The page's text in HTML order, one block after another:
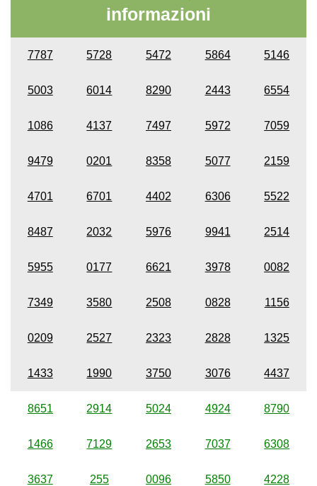
informazioni
7787 5728 5472 5864 5146
5003 6014 8290 2443 6554
1086 4137 7497 5972 7059
9479 0201 8358 5077 2159
4701 6701 4402 6306 5522
8487 2032 5976 9941 2514
5955 0177 6621 3978 0082
7349 3580 2508 0828 1156
0209 2527 2323 2828 1325
1433 1990 3750 3076 4437
8651 2914 5024 4924 8790
1466 7129 2653 7037 6308
3637 255 0096 5850 4228